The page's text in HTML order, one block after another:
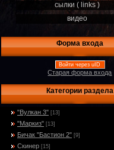
сылки ( links )
видео
Форма входа
Войти через uID
Старая форма входа
Категории раздела
"Вулкан 3" [13]
"Маркиз" [13]
Бичак "Бастион 2" [9]
Скинер [15]